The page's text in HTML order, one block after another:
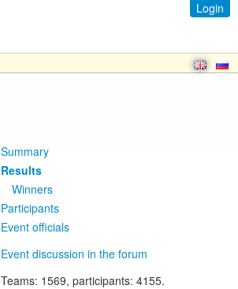
Login
Summary
Results
Winners
Participants
Event officials
Event discussion in the forum
Teams: 1569, participants: 4155.